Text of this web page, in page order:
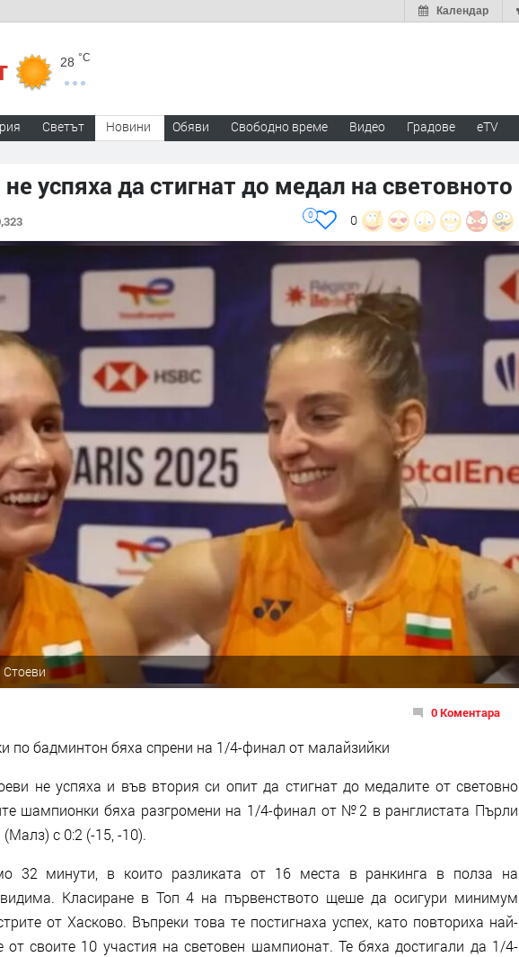
Календар
28 °C
Светът Новини Обяви Свободно време Видео Градове eTV
успяха да стигнат до медал на световното
0
0
Стоеви
0 Коментара
по бадминтон бяха спрени на 1/4-финал от малайзийки
не успяха и във втория си опит да стигнат до медалите от световно
шампионки бяха разгромени на 1/4-финал от №2 в ранглистата Пърли
с 0:2 (-15, -10).
32 минути, в които разликата от 16 места в ранкинга в полза на
Класиране в Топ 4 на първенството щеше да осигури минимум
от Хасково. Въпреки това те постигнаха успех, като повториха най-
от своите 10 участия на световен шампионат. Те бяха достигали да 1/4-